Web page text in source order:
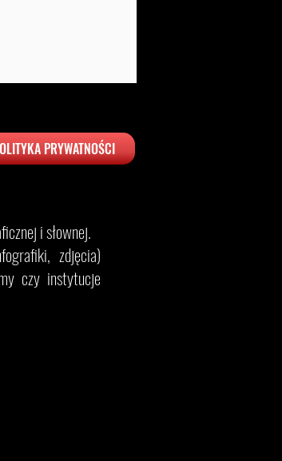
PRYWATNOŚCI
i słownej.
zdjęcia)
czy instytucje